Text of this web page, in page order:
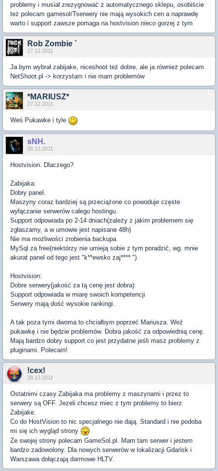
problemy i musiał zrezygnować z automatycznego sklepu, osobiście
też polecam gamesol/Tserwery nie mają wysokich cen a naprawdę
warto i support zawsze pomaga na hostvision nieco gorzej z tym
Rob Zombie `
27.12.2011
Ja bym wybrał zabijake, niceshoot też dobre, ale ja również polecam
NetShoot.pl -> korzystam i nie mam problemów
*MARIUSZ*
27.12.2011
Weś Pukawke i tyle
sNH.
28.12.2011
Hostvision. Dlaczego?
Zabijaka:
Dobry panel.
Maszyny coraz bardziej są przeciążone co powoduje częste
wyłączanie serwerów całego hostingu.
Support odpowiada po 2-14 dniach(zależy z jakim problemem się
zgłaszamy, a w umowie jest napisane 48h)
Nie ma możliwości zrobienia backupa
MySql za free(niektórzy nie umieją sobie z tym poradzić, wg. mnie
akurat panel od tego jest "k**ewsko zaj**** ")
Hostvision:
Dobre serwery(jakość za tą cenę jest dobra)
Support odpowiada w miarę swoich kompetencji
Serwery mają dość wysokie rankingi.
A tak poza tymi dwoma to chciałbym poprzeć Mariusza. Weź
pukawkę i nie będzie problemów. Dobra jakość za odpowiednią cenę.
Mają bardzo dobry support co jest przydatne jeśli masz problemy z
pluginami. Polecam!
!cex!
28.12.2011
Ostatnimi czasy Zabijaka ma problemy z maszynami i przez to
serwery są OFF. Jezeli chcesz miec z tym problemy to bierz
Zabijake.
Co do HostVision to nic specjalnego nie dają. Standard i nie podoba
mi się ich wygląd strony
Ze swojej strony polecam GameSol.pl. Mam tam serwer i jestem
bardzo zadowolony. Dla nowych serwerów w lokalizacji Gdańsk i
Warszawa dołączają darmowe HLTV.